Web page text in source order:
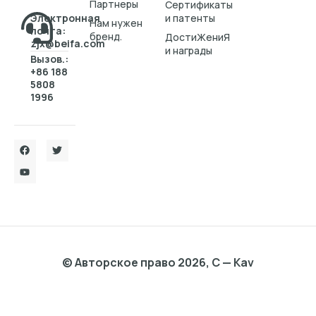
Электронная
почта:
zjx@beifa.com
Вызов.:
+86 188
5808
1996
Партнеры
Нам нужен
бренд.
Cертификаты
и патенты
ДостиЖениЯ
и награды
© Авторское право 2026, C — Kav